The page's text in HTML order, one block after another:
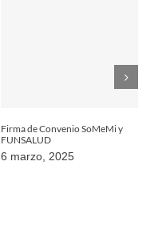
Firma de Convenio SoMeMi y
FUNSALUD
6 marzo, 2025